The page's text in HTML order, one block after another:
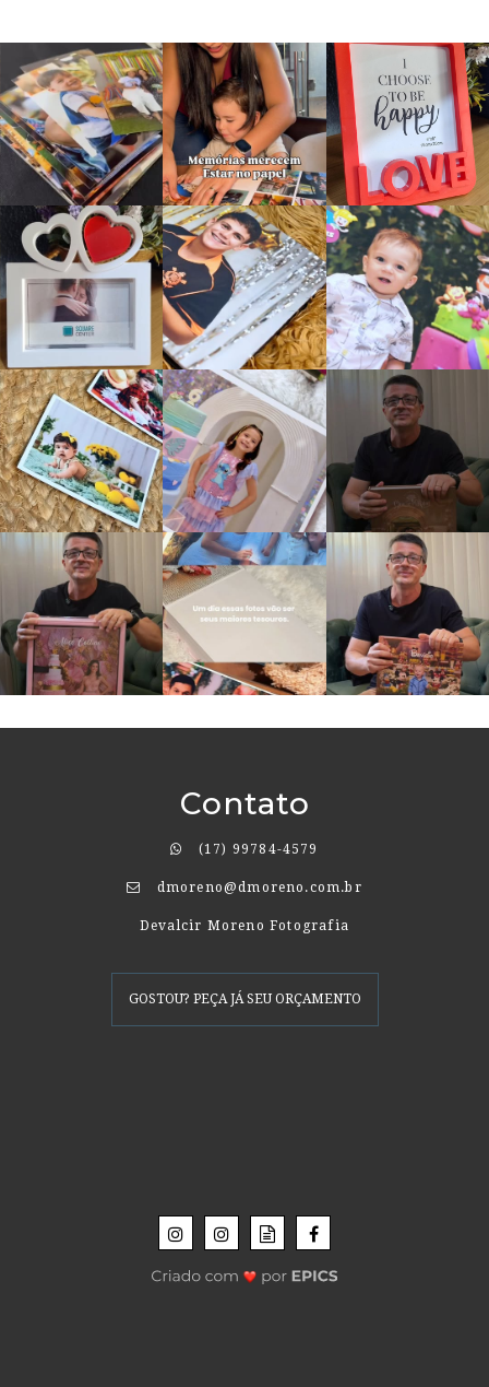
Contato
(17) 99784-4579
dmoreno@dmoreno.com.br
Devalcir Moreno Fotografia
GOSTOU? PEÇA JÁ SEU ORÇAMENTO